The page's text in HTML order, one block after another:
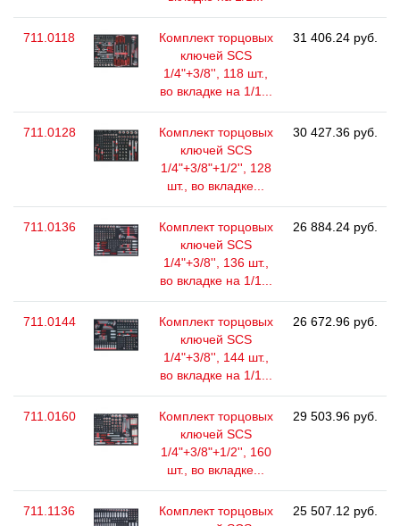
711.0118
Комплект торцовых
ключей SCS
1/4"+3/8'', 118 шт.,
во вкладке на 1/1...
31 406.24 руб.
711.0128
Комплект торцовых
ключей SCS
1/4"+3/8"+1/2'', 128
шт., во вкладке...
30 427.36 руб.
711.0136
Комплект торцовых
ключей SCS
1/4"+3/8'', 136 шт.,
во вкладке на 1/1...
26 884.24 руб.
711.0144
Комплект торцовых
ключей SCS
1/4"+3/8'', 144 шт.,
во вкладке на 1/1...
26 672.96 руб.
711.0160
Комплект торцовых
ключей SCS
1/4"+3/8"+1/2'', 160
шт., во вкладке...
29 503.96 руб.
711.1136
Комплект торцовых
25 507.12 руб.